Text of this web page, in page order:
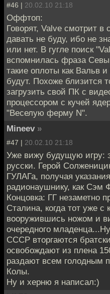
#46 | 20.02.10 21:18
Оффтоп:
Говорят, Valve смотрит
давать не буду, ибо не
или нет. В гугле поиск
вспомнилась фраза
такие оплоты как Вальв
будут. Похоже близится
загрузить свой ПК с
процессором с кучей
"Веселую ферму N".
Mineev »
#47 | 20.02.10 21:18
Уже вижу будущую игру:
русски. Герой
ГУЛАГа, получая
радионаушнику, как Сэм
Концовка: ГГ незаметно
Сталина, когда тот уже с
вооружившись ножом и
очередного
СССР вторгаются
освобождают из плена
раздают всем голодным
Колы.
Ну и херню я написал:)